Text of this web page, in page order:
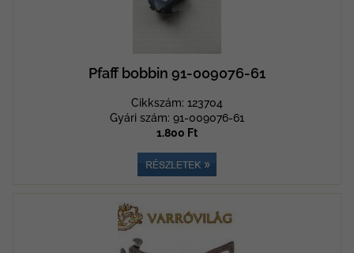
Pfaff bobbin 91-009076-61
Cikkszám: 123704
Gyári szám: 91-009076-61
1.800 Ft